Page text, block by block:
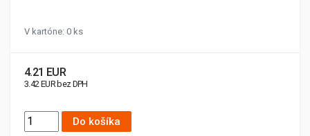
V kartóne: 0 ks
4.21 EUR
3.42 EUR bez DPH
Do košíka